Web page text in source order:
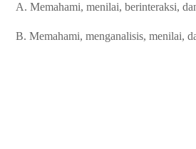
A. Memahami, menilai, berinteraksi,
B. Memahami, menganalisis, menilai,